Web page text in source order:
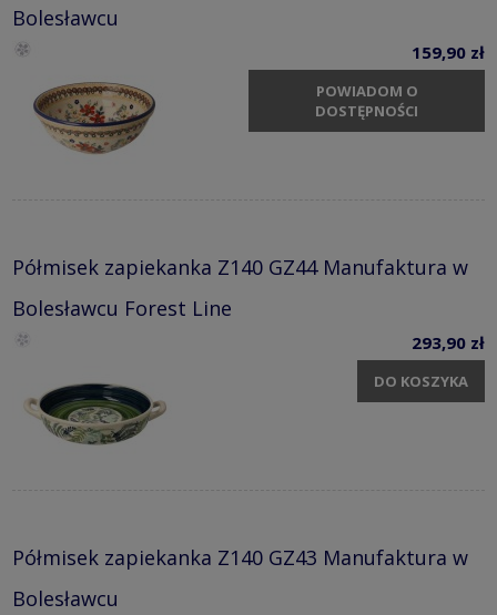
Bolesławcu
159,90 zł
POWIADOM O
DOSTĘPNOŚCI
Półmisek zapiekanka Z140 GZ44 Manufaktura w
Bolesławcu Forest Line
293,90 zł
DO KOSZYKA
Półmisek zapiekanka Z140 GZ43 Manufaktura w
Bolesławcu